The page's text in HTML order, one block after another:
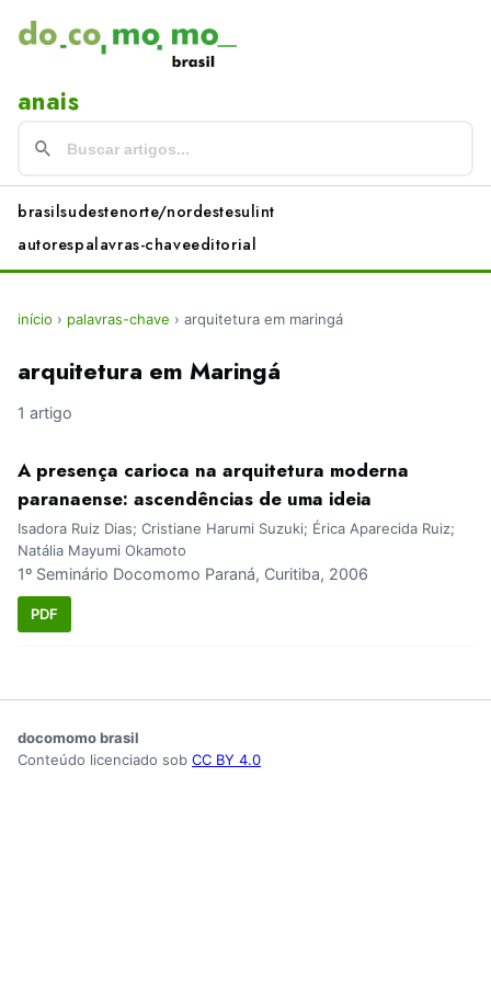
anais
brasilsudestenorte/nordestesulint
autorespalavras-chaveeditorial
início › palavras-chave › arquitetura em maringá
arquitetura em Maringá
1 artigo
A presença carioca na arquitetura moderna
paranaense: ascendências de uma ideia
Isadora Ruiz Dias; Cristiane Harumi Suzuki; Érica Aparecida Ruiz;
Natália Mayumi Okamoto
1º Seminário Docomomo Paraná, Curitiba, 2006
PDF
docomomo brasil
Conteúdo licenciado sob CC BY 4.0